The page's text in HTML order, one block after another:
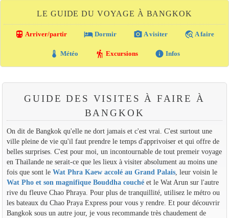
LE GUIDE DU VOYAGE À BANGKOK
directions_transit Arriver/partir local_hotel Dormir photo_camera A visiter travel_explore A faire
thermostat Météo hiking Excursions info Infos
GUIDE DES VISITES À FAIRE À
BANGKOK
On dit de Bangkok qu'elle ne dort jamais et c'est vrai. C'est surtout une
ville pleine de vie qu'il faut prendre le temps d'apprivoiser et qui offre de
belles surprises. C'est pour moi, un incontournable de tout premeir voyage
en Thaïlande ne serait-ce que les lieux à visiter absolument au moins une
fois que sont le Wat Phra Kaew accolé au Grand Palais, leur voisin le
Wat Pho et son magnifique Bouddha couchéet le Wat Arun sur l'autre
rive du fleuve Chao Phraya. Pour plus de tranquillité, utilisez le métro ou
les bateaux du Chao Praya Express pour vous y rendre. Et pour découvrir
Bangkok sous un autre jour, je vous recommande très chaudement de